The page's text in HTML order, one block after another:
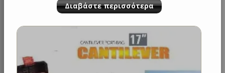
Διαβάστε περισσότερα